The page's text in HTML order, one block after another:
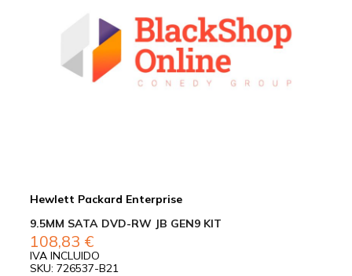
Hewlett Packard Enterprise
9.5MM SATA DVD-RW JB GEN9 KIT
108,83 €
IVA INCLUIDO
SKU: 726537-B21